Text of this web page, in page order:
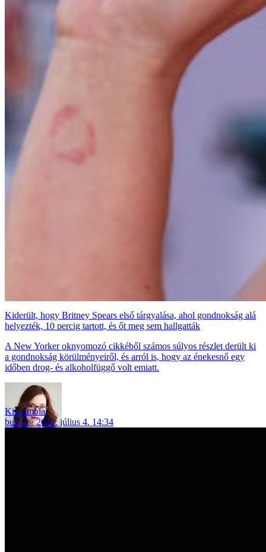
Kiderült, hogy Britney Spears első tárgyalása, ahol gondnokság alá
helyezték, 10 percig tartott, és őt meg sem hallgatták
A New Yorker oknyomozó cikkéből számos súlyos részlet derült ki
a gondnokság körülményeiről, és arról is, hogy az énekesnő egy
időben drog- és alkoholfüggő volt emiatt.
Kiss Imola
bulvár
2021. július 4. 14:34